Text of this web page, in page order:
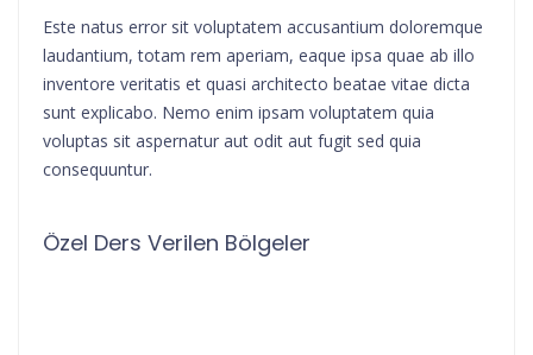
Este natus error sit voluptatem accusantium doloremque
laudantium, totam rem aperiam, eaque ipsa quae ab illo
inventore veritatis et quasi architecto beatae vitae dicta
sunt explicabo. Nemo enim ipsam voluptatem quia
voluptas sit aspernatur aut odit aut fugit sed quia
consequuntur.
Özel Ders Verilen Bölgeler